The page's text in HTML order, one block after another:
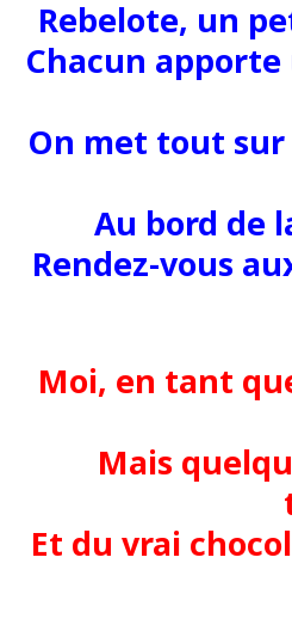
Rebelote, un
Chacun
On met tout
Au bord de
Rendez-vous
Moi, en tant
Mais
Et du vrai